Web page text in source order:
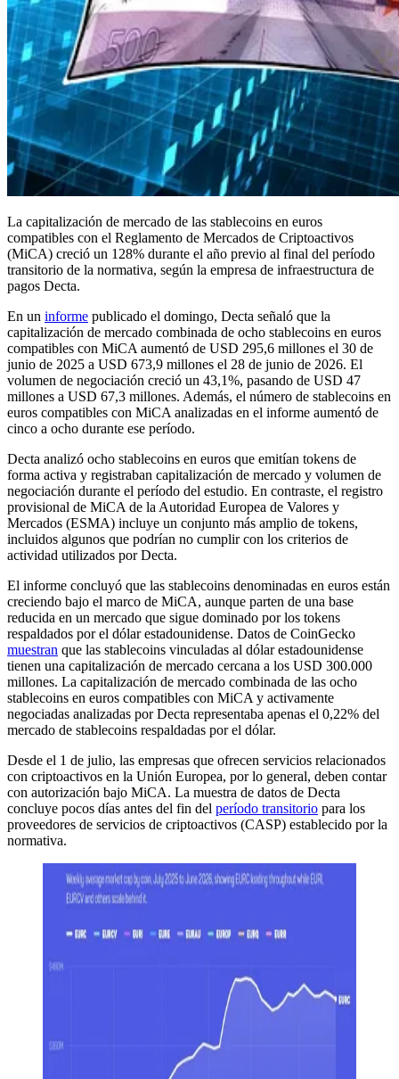
La capitalización de mercado de las stablecoins en euros
compatibles con el Reglamento de Mercados de Criptoactivos
(MiCA) creció un 128% durante el año previo al final del período
transitorio de la normativa, según la empresa de infraestructura de
pagos Decta.
En un informe publicado el domingo, Decta señaló que la
capitalización de mercado combinada de ocho stablecoins en euros
compatibles con MiCA aumentó de USD 295,6 millones el 30 de
junio de 2025 a USD 673,9 millones el 28 de junio de 2026. El
volumen de negociación creció un 43,1%, pasando de USD 47
millones a USD 67,3 millones. Además, el número de stablecoins en
euros compatibles con MiCA analizadas en el informe aumentó de
cinco a ocho durante ese período.
Decta analizó ocho stablecoins en euros que emitían tokens de
forma activa y registraban capitalización de mercado y volumen de
negociación durante el período del estudio. En contraste, el registro
provisional de MiCA de la Autoridad Europea de Valores y
Mercados (ESMA) incluye un conjunto más amplio de tokens,
incluidos algunos que podrían no cumplir con los criterios de
actividad utilizados por Decta.
El informe concluyó que las stablecoins denominadas en euros están
creciendo bajo el marco de MiCA, aunque parten de una base
reducida en un mercado que sigue dominado por los tokens
respaldados por el dólar estadounidense. Datos de CoinGecko
muestran que las stablecoins vinculadas al dólar estadounidense
tienen una capitalización de mercado cercana a los USD 300.000
millones. La capitalización de mercado combinada de las ocho
stablecoins en euros compatibles con MiCA y activamente
negociadas analizadas por Decta representaba apenas el 0,22% del
mercado de stablecoins respaldadas por el dólar.
Desde el 1 de julio, las empresas que ofrecen servicios relacionados
con criptoactivos en la Unión Europea, por lo general, deben contar
con autorización bajo MiCA. La muestra de datos de Decta
concluye pocos días antes del fin del período transitorio para los
proveedores de servicios de criptoactivos (CASP) establecido por la
normativa.